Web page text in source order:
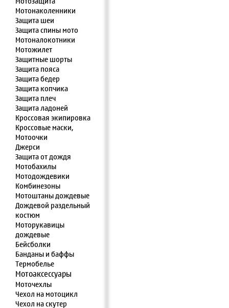
Мотонаколенники
Защита шеи
Защита спины мото
Мотоналокотники
Мотожилет
Защитные шорты
Защита пояса
Защита бедер
Защита копчика
Защита плеч
Защита ладоней
Кроссовая экипировка
Кроссовые маски,
Мотоочки
Джерси
Защита от дождя
Мотобахилы
Мотодождевики
Комбинезоны
Мотоштаны дождевые
Дождевой раздельный
костюм
Моторукавицы
дождевые
Бейсболки
Банданы и баффы
Термобелье
Мотоаксессуары
Моточехлы
Чехол на мотоцикл
Чехол на скутер